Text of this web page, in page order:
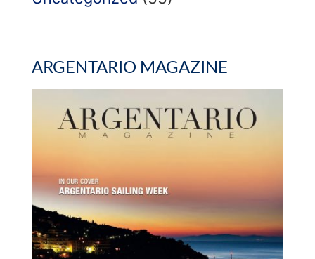
ARGENTARIO MAGAZINE